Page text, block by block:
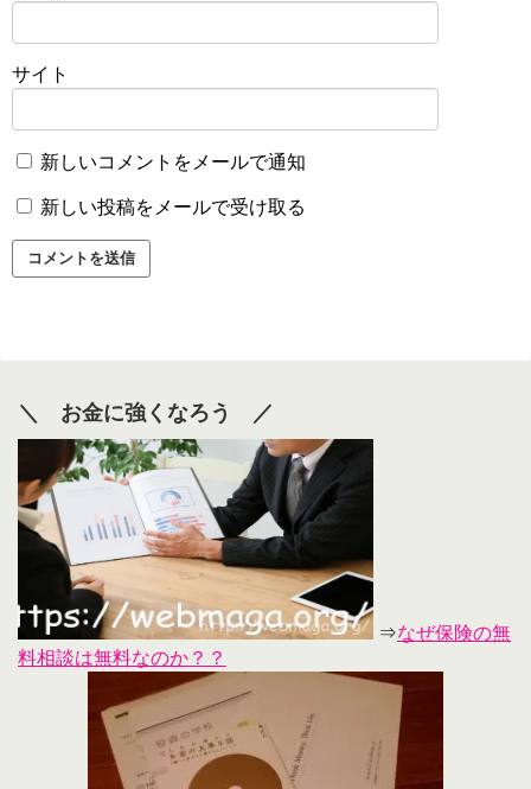
サイト
新しいコメントをメールで通知
新しい投稿をメールで受け取る
＼ お金に強くなろう ／
⇒なぜ保険の無
料相談は無料なのか？？